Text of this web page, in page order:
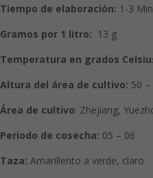
Tiempo de elaboración: 1-3
Gramos por 1 litro: 13 g
Temperatura en grados
Altura del área de cultivo: 50 –
Área de cultivo: Zhejiang,
Periodo de cosecha: 05 – 06
Taza: Amarillento a verde, claro